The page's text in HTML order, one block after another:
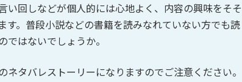
い回しなどが個人的には心地よく、内容の興味をそそ
す。普段小説などの書籍を読みなれていない方でも読
ではないでしょうか。
タバレストーリーになりますのでご注意ください。